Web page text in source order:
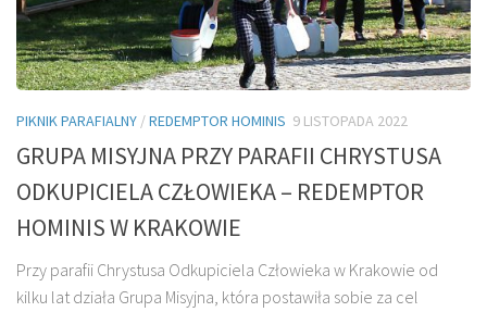
PIKNIK PARAFIALNY /REDEMPTOR HOMINIS 9 LISTOPADA 2022
GRUPA MISYJNA PRZY PARAFII CHRYSTUSA
ODKUPICIELA CZŁOWIEKA – REDEMPTOR
HOMINIS W KRAKOWIE
Przy parafii Chrystusa Odkupiciela Człowieka w Krakowie od
kilku lat działa Grupa Misyjna, która postawiła sobie za cel